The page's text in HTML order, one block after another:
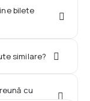
bilete
similare?
cu